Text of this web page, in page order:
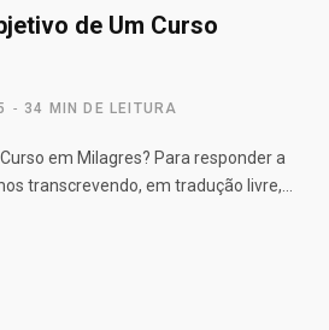
de Um Curso
34 MIN DE LEITURA
em Milagres? Para responder a
transcrevendo, em tradução livre,…